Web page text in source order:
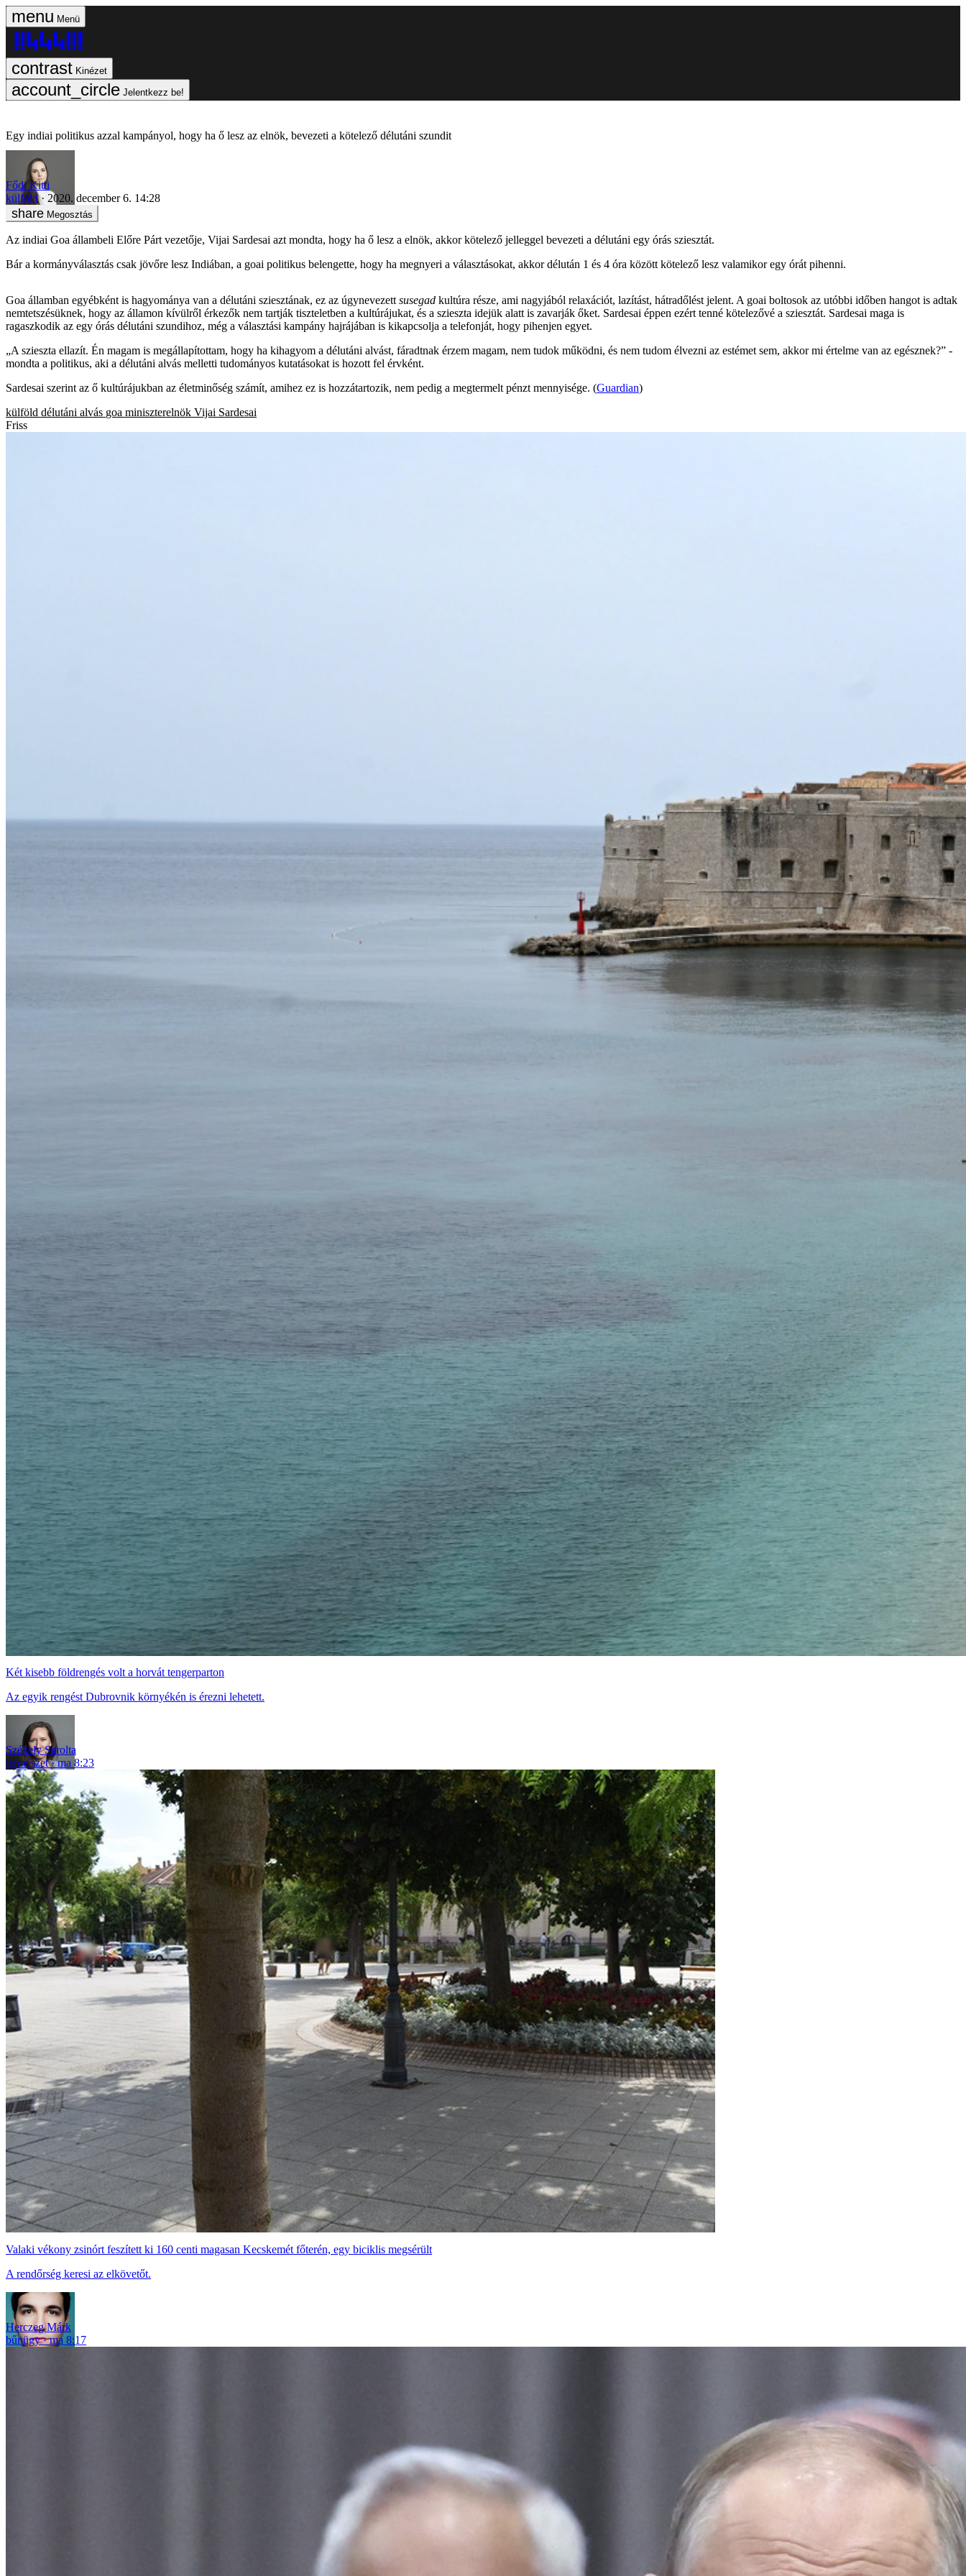
Menü
Kinézet
Jelentkezz be!
Egy indiai politikus azzal kampányol, hogy ha ő lesz az elnök, bevezeti a kötelező délutáni szundit
Fődi Kitti
külföld
2020. december 6. 14:28
Megosztás
Az indiai Goa állambeli Előre Párt vezetője, Vijai Sardesai azt mondta, hogy ha ő lesz a elnök, akkor kötelező jelleggel bevezeti a délutáni egy órás sziesztát.
Bár a kormányválasztás csak jövőre lesz Indiában, a goai politikus belengette, hogy ha megnyeri a választásokat, akkor délután 1 és 4 óra között kötelező lesz valamikor egy órát pihenni.
Goa államban egyébként is hagyománya van a délutáni sziesztának, ez az úgynevezett susegad kultúra része, ami nagyjából relaxációt, lazítást, hátradőlést jelent. A goai boltosok az utóbbi időben hangot is adtak
nemtetszésüknek, hogy az államon kívülről érkezők nem tartják tiszteletben a kultúrájukat, és a szieszta idejük alatt is zavarják őket. Sardesai éppen ezért tenné kötelezővé a sziesztát. Sardesai maga is
ragaszkodik az egy órás délutáni szundihoz, még a választási kampány hajrájában is kikapcsolja a telefonját, hogy pihenjen egyet.
„A szieszta ellazít. Én magam is megállapítottam, hogy ha kihagyom a délutáni alvást, fáradtnak érzem magam, nem tudok működni, és nem tudom élvezni az estémet sem, akkor mi értelme van az egésznek?” -
mondta a politikus, aki a délutáni alvás melletti tudományos kutatásokat is hozott fel érvként.
Sardesai szerint az ő kultúrájukban az életminőség számít, amihez ez is hozzátartozik, nem pedig a megtermelt pénzt mennyisége. (Guardian)
külföld délutáni alvás goa miniszterelnök Vijai Sardesai
Friss
Két kisebb földrengés volt a horvát tengerparton
Az egyik rengést Dubrovnik környékén is érezni lehetett.
Székely Sarolta
természet
ma 8:23
Valaki vékony zsinórt feszített ki 160 centi magasan Kecskemét főterén, egy biciklis megsérült
A rendőrség keresi az elkövetőt.
Herczeg Márk
bűnügy
ma 8:17